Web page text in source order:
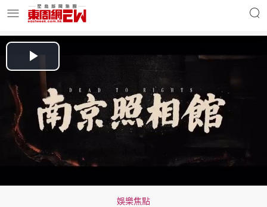
時事財經
東周Ladies 優享生活
Play
Video
娛樂焦點